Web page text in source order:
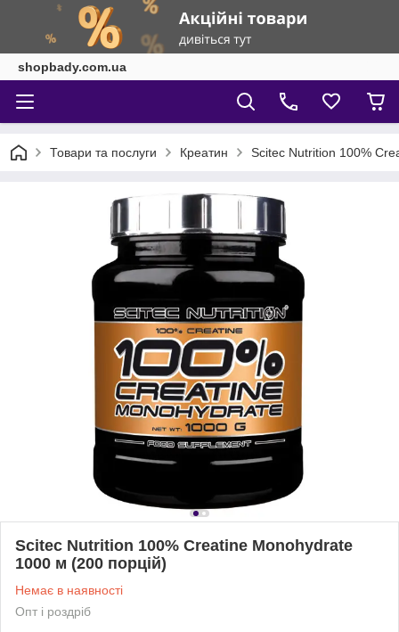
shopbady.com.ua
Товари та послуги Креатин Scitec Nutrition 100%
Scitec Nutrition 100% Creatine Monohydrate
1000 м (200 порцій)
Немає в наявності
Опт і роздріб